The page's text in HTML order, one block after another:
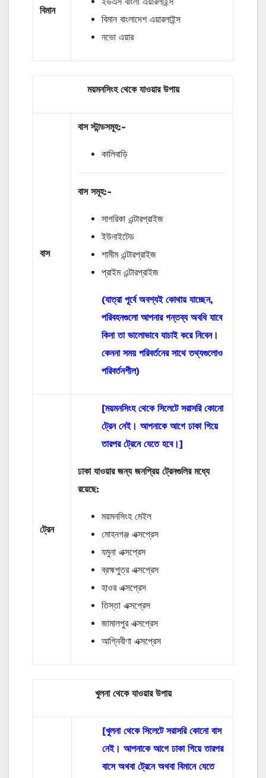
বিমান
বিমান বাংলাদেশ এয়ারলাইন্স
নভো এয়ার
ময়মনসিংহ থেকে যাওয়ার উপায়
বাস
বাস স্টান্ডসমূহ:-
কালিবাড়ি
বাস সমূহ:-
সাগরিকা এন্টারপ্রাইজ
ইউনাইটেড
শামীম এন্টারপ্রাইজ
প্রাইম এন্টারপ্রাইজ
(যাত্রা পূর্বে অবশ্যই কোথায় যাচ্ছেন,
পরিবহনগুলো আপনার গন্তব্য অবধি যাবে
কিনা তা ভালোভাবে যাচাই করে নিবেন।
কেননা সময় পরিবর্তনের সাথে তথ্যগুলোও
পরিবর্তনশীল)
ট্রেন
[ময়মনসিংহ থেকে সিলেটে সরাসরি কোনো
ট্রেন নেই। আপনাকে আগে ঢাকা গিয়ে
তারপর ট্রেনে যেতে হবে।]
ঢাকা যাওয়ার জন্য জনপ্রিয় ট্রেনগুলির মধ্যে
রয়েছে:
ময়মনসিংহ মেইল
মোহনগঞ্জ এক্সপ্রেস
যমুনা এক্সপ্রেস
ব্রহ্মপুত্র এক্সপ্রেস
হাওর এক্সপ্রেস
তিস্তা এক্সপ্রেস
জামালপুর এক্সপ্রেস
আগ্নিবীণা এক্সপ্রেস
খুলনা থেকে যাওয়ার উপায়
[খুলনা থেকে সিলেটে সরাসরি কোনো বাস
নেই। আপনাকে আগে ঢাকা গিয়ে তারপর
বাসে অথবা ট্রেনে অথবা বিমানে যেতে